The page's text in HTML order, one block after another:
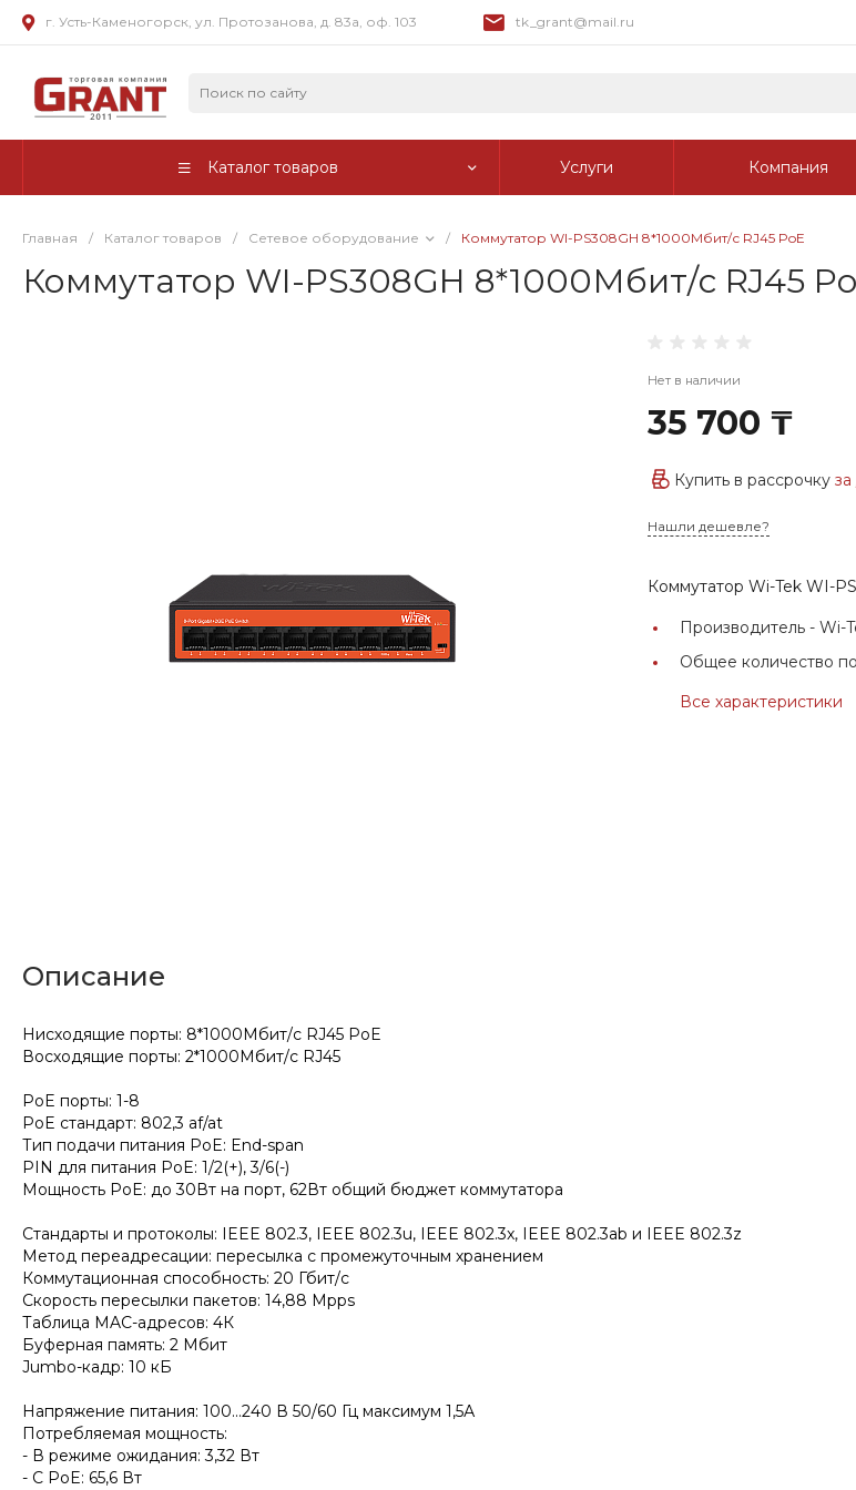
г. Усть-Каменогорск, ул. Протозанова, д. 83а, оф. 103 tk_grant@mail.ru
Каталог товаров Услуги Компания
Главная / Каталог товаров / Сетевое оборудование / Коммутатор WI-PS308GH 8*1000Мбит/с RJ45 PoE
Коммутатор WI-PS308GH 8*1000Мбит/с RJ45
Нет в наличии
35 700 ₸
Купить в рассрочкуза
Нашли дешевле?
Коммутатор Wi-Tek WI-
Производитель -Wi-
Общее количество
Все характеристики
Описание
Нисходящие порты: 8*1000Мбит/с RJ45 PoE
Восходящие порты: 2*1000Мбит/с RJ45
PoE порты: 1-8
PoE стандарт: 802,3 af/at
Тип подачи питания PoE: End-span
PIN для питания PoE: 1/2(+), 3/6(-)
Мощность PoE: до 30Вт на порт, 62Вт общий бюджет коммутатора
Стандарты и протоколы: IEEE 802.3, IEEE 802.3u, IEEE 802.3x, IEEE 802.3ab и IEEE 802.3z
Метод переадресации: пересылка с промежуточным хранением
Коммутационная способность: 20 Гбит/с
Скорость пересылки пакетов: 14,88 Mpps
Таблица MAC-адресов: 4К
Буферная память: 2 Мбит
Jumbo-кадр: 10 кБ
Напряжение питания: 100...240 В 50/60 Гц максимум 1,5А
Потребляемая мощность:
- В режиме ожидания: 3,32 Вт
- С PoE: 65,6 Вт